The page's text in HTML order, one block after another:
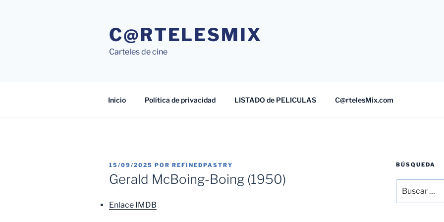
C@RTELESMIX
Carteles de cine
Inicio Política de privacidad LISTADO de PELICULAS C@rtelesMix.com
PUBLICADO
EL
15/09/2025 POR REFINEDPASTRY
Gerald McBoing-Boing (1950)
Enlace IMDB
BÚSQUEDA
por: